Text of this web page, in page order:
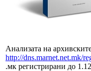
Анализата на
http://dns.marnet.net.mk/
.мк регистрирани до